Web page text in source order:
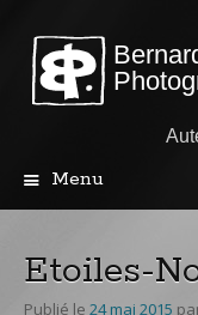
Menu
principal
Etoiles-
Publié le 24 mai 2015